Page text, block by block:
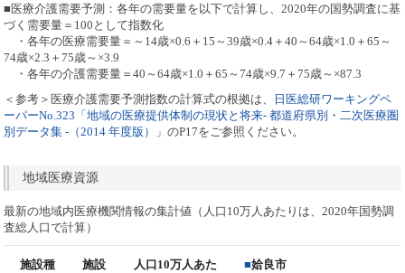
■医療介護需要予測：各年の需要量を以下で計算し、2020年の国勢調査に基
づく需要量＝100として指数化
・各年の医療需要量＝～14歳×0.6＋15～39歳×0.4＋40～64歳×1.0＋65～
74歳×2.3＋75歳～×3.9
・各年の介護需要量＝40～64歳×1.0＋65～74歳×9.7＋75歳～×87.3
＜参考＞医療介護需要予測指数の計算式の根拠は、
日医総研ワーキングペ
ーパーNo.323「地域の医療提供体制の現状と将来- 都道府県別・二次医療圏
別データ集 -（2014 年度版）」のP17をご参照ください。
地域医療資源
最新の地域内医療機関情報の集計値（人口10万人あたりは、2020年国勢調
査総人口で計算）
施設種
施設
人口10万人あた
■姶良市